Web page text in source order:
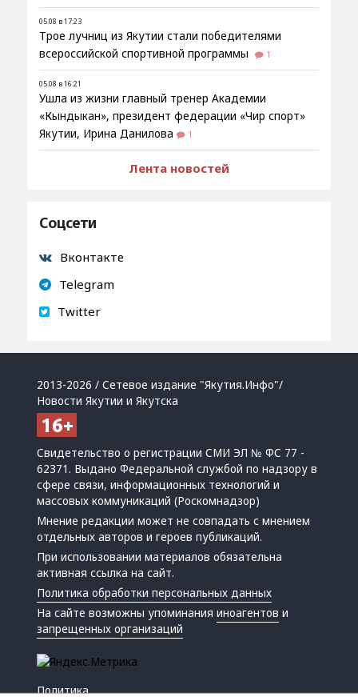
05.08 в 17:23
Трое лучниц из Якутии стали победителями
всероссийской спортивной программы
1
05.08 в 16:21
Ушла из жизни главный тренер Академии
«Кындыкан», президент федерации «Чир спорт»
Якутии, Ирина Данилова
1
Лента новостей
Соцсети
Вконтакте
Telegram
Twitter
2013-2026 / Сетевое издание "Якутия.Инфо"/
Новости Якутии и Якутска
Свидетельство о регистрации СМИ ЭЛ № ФС 77 -
62371. Выдано Федеральной службой по надзору в
сфере связи, информационных технологий и
массовых коммуникаций (Роскомнадзор)
Мнение редакции может не совпадать с мнением
отдельных авторов и героев публикаций.
При использовании материалов обязательна
активная ссылка на сайт.
Политика обработки персональных данных
На сайте возможны упоминанияиноагентов и
запрещенных организаций
Политика